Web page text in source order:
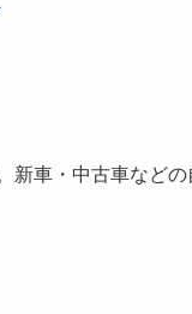
新車・中古車など